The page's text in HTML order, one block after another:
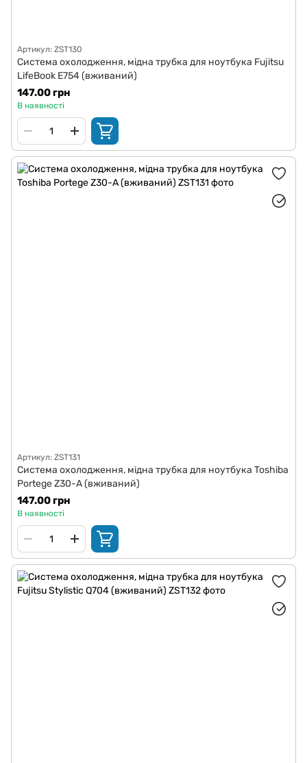
Артикул: ZST130
Система охолодження, мідна трубка для ноутбука Fujitsu
LifeBook E754 (вживаний)
147.00 грн
В наявності
Артикул: ZST131
Система охолодження, мідна трубка для ноутбука Toshiba
Portege Z30-A (вживаний)
147.00 грн
В наявності